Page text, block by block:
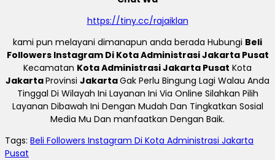
https://tiny.cc/rajaiklan
kami pun melayani dimanapun anda berada Hubungi Beli
Followers Instagram Di Kota Administrasi Jakarta Pusat
Kecamatan Kota Administrasi Jakarta Pusat Kota
JakartaProvinsi JakartaGak Perlu Bingung Lagi Walau Anda
Tinggal Di Wilayah Ini Layanan Ini Via Online Silahkan Pilih
Layanan Dibawah Ini Dengan Mudah Dan Tingkatkan Sosial
Media Mu Dan manfaatkan Dengan Baik.
Tags: Beli Followers Instagram Di Kota Administrasi Jakarta
Pusat